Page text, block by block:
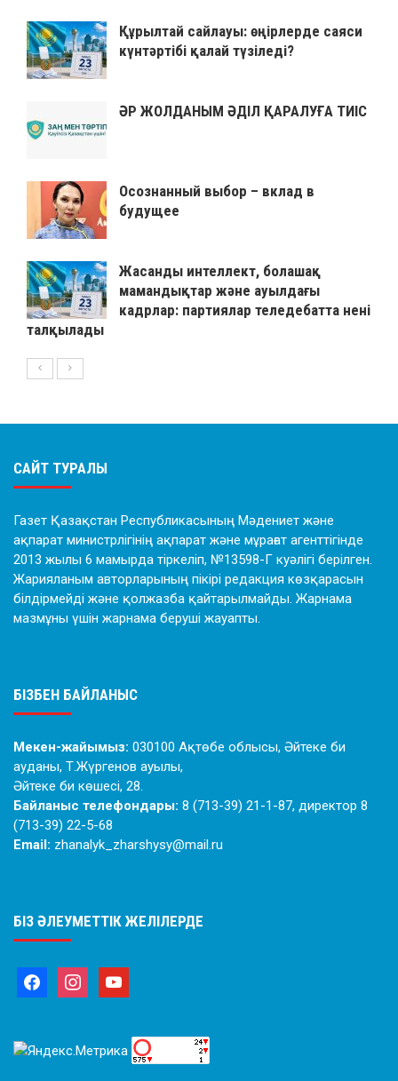
Құрылтай сайлауы: өңірлерде саяси
күнтәртібі қалай түзіледі?
ӘР ЖОЛДАНЫМ ӘДІЛ ҚАРАЛУҒА ТИІС
Осознанный выбор – вклад в
будущее
Жасанды интеллект, болашақ
мамандықтар және ауылдағы
кадрлар: партиялар теледебатта нені
талқылады
САЙТ ТУРАЛЫ
Газет Қазақстан Республикасының Мәдениет және
ақпарат министрлігінің ақпарат және мұрағат агенттігінде
2013 жылы 6 мамырда тіркеліп, №13598-Г куәлігі берілген.
Жарияланым авторларының пікірі редакция көзқарасын
білдірмейді және қолжазба қайтарылмайды. Жарнама
мазмұны үшін жарнама беруші жауапты.
БІЗБЕН БАЙЛАНЫС
Мекен-жайымыз: 030100 Ақтөбе облысы, Әйтеке би
ауданы, Т.Жүргенов ауылы,
Әйтеке би көшесі, 28.
Байланыс телефондары: 8 (713-39) 21-1-87, директор 8
(713-39) 22-5-68
Email: zhanalyk_zharshysy@mail.ru
БІЗ ӘЛЕУМЕТТІК ЖЕЛІЛЕРДЕ